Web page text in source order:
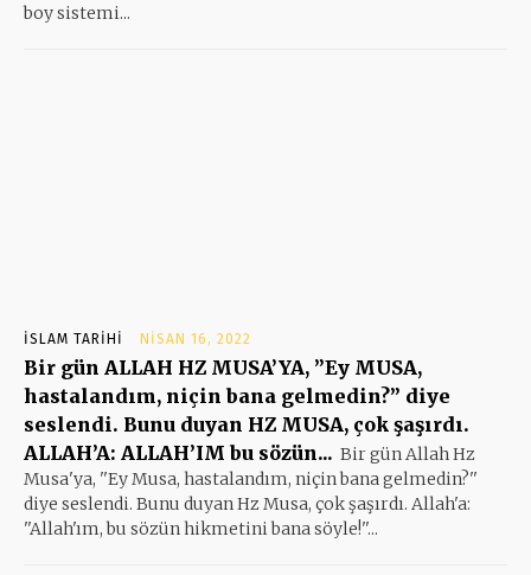
boy sistemi...
İSLAM TARIHI NISAN 16, 2022
Bir gün ALLAH HZ MUSA’YA, ”Ey MUSA,
hastalandım, niçin bana gelmedin?” diye
seslendi. Bunu duyan HZ MUSA, çok şaşırdı.
ALLAH’A: ALLAH’IM bu sözün... Bir gün Allah Hz
Musa'ya, ''Ey Musa, hastalandım, niçin bana gelmedin?''
diye seslendi. Bunu duyan Hz Musa, çok şaşırdı. Allah'a:
''Allah'ım, bu sözün hikmetini bana söyle!''...